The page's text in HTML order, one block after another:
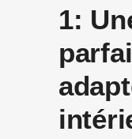
1: